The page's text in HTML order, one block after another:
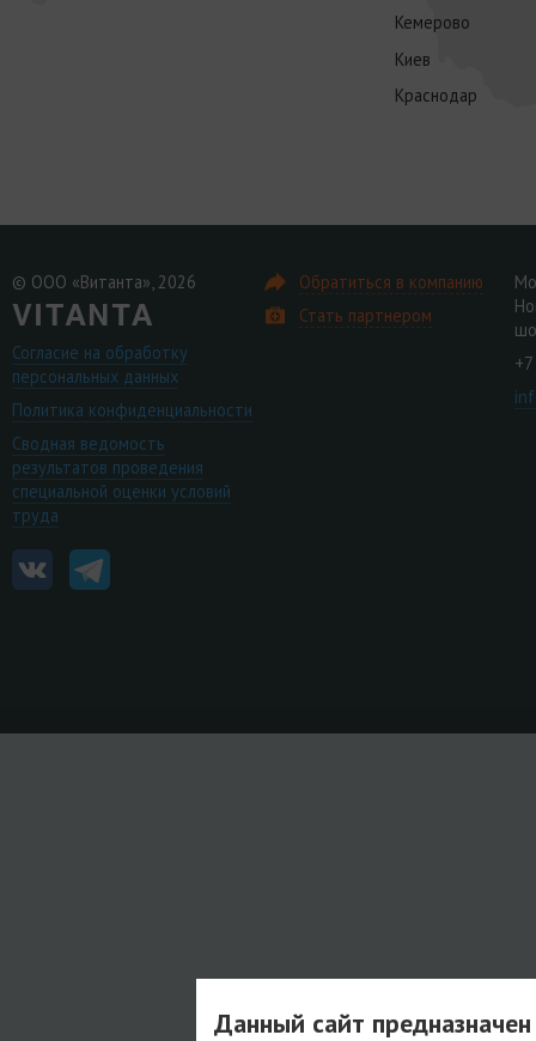
Кемерово
Киев
Краснодар
© ООО «Витанта», 2026
Согласие на обработку
персональных данных
Политика конфиденциальности
Сводная ведомость
результатов проведения
специальной оценки условий
труда
Обратиться в компанию
Стать партнером
Данный сайт